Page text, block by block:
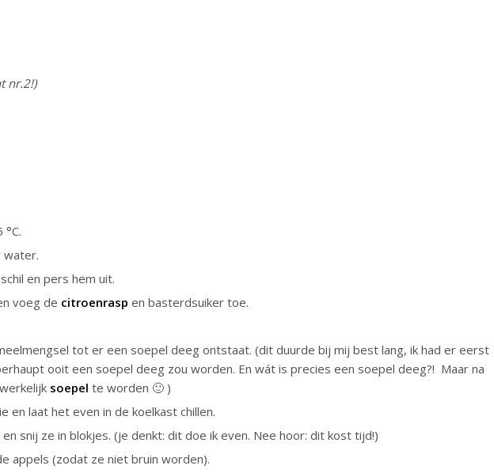
nr.2!)
water.
en pers hem uit.
voeg de citroenrasp en basterdsuiker toe.
tot er een soepel deeg ontstaat. (dit duurde bij mij best lang, ik had er eerst
ooit een soepel deeg zou worden. En wát is precies een soepel deeg?! Maar na
soepel te worden 🙂 )
en laat het even in de koelkast chillen.
snij ze in blokjes. (je denkt: dit doe ik even. Nee hoor: dit kost tijd!)
appels (zodat ze niet bruin worden).